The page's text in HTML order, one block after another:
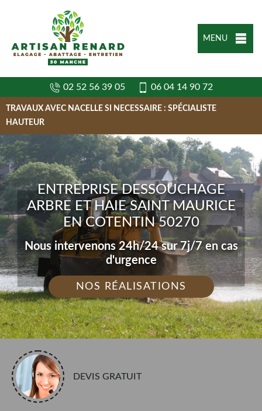
MENU
02 52 56 39 05 06 04 14 90 72
TRAVAUX AVEC NACELLE SI NECESSAIRE : SPÉCIALISTE
HAUTEUR
ENTREPRISE DESSOUCHAGE
ARBRE ET HAIE SAINT MAURICE
EN COTENTIN 50270
Nous intervenons 24h/24 sur 7j/7 en cas
d'urgence
NOS RÉALISATIONS
DEVIS GRATUIT